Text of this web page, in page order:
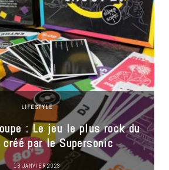
LIFESTYLE
: Le jeu le plus rock du
par le Supersonic
18 JANVIER 2023